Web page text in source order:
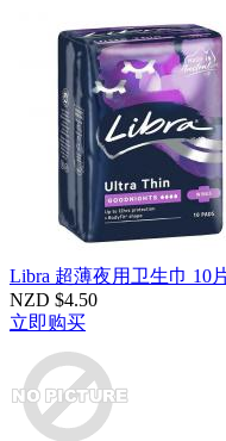
Libra 超薄夜用卫生巾 10
NZD $4.50
立即购买